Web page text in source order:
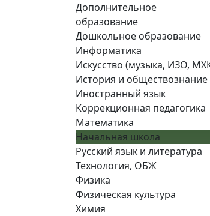
Дополнительное
образование
Дошкольное образование
Информатика
Искусство (музыка, ИЗО,
История и обществознание
Иностранный язык
Коррекционная педагогика
Математика
Начальная школа
Русский язык и литература
Технология, ОБЖ
Физика
Физическая культура
Химия